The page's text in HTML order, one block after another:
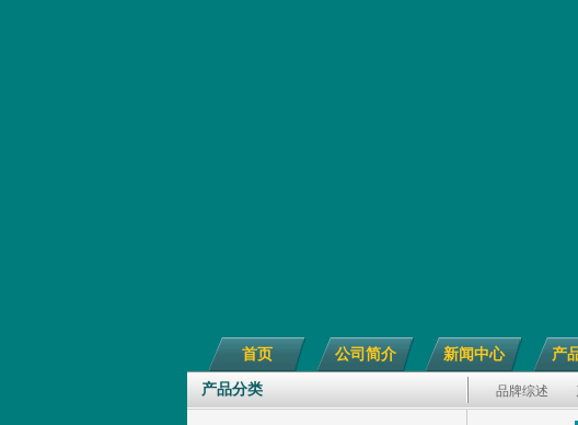
首页 公司简介 新闻中心 产
产品分类 品牌综述